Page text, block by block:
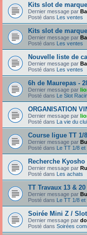
Kits slot de
Dernier message par
Posté dans Les ventes
Kits slot de
Dernier message par
Posté dans Les ventes
Nouvelle liste de
Dernier message par
Posté dans Les ventes
6h de Maurepas -
Dernier message par
Posté dans Le Slot
ORGANISATION
Dernier message par
Posté dans La vie du
Course ligue TT 1/
Dernier message par
Posté dans Le TT 1/8 et
Recherche
Dernier message par
Posté dans Les achats
TT Travaux 13 &
Dernier message par
Posté dans Le TT 1/8 et
Soirée Mini Z /
Dernier message par
Posté dans Soirées